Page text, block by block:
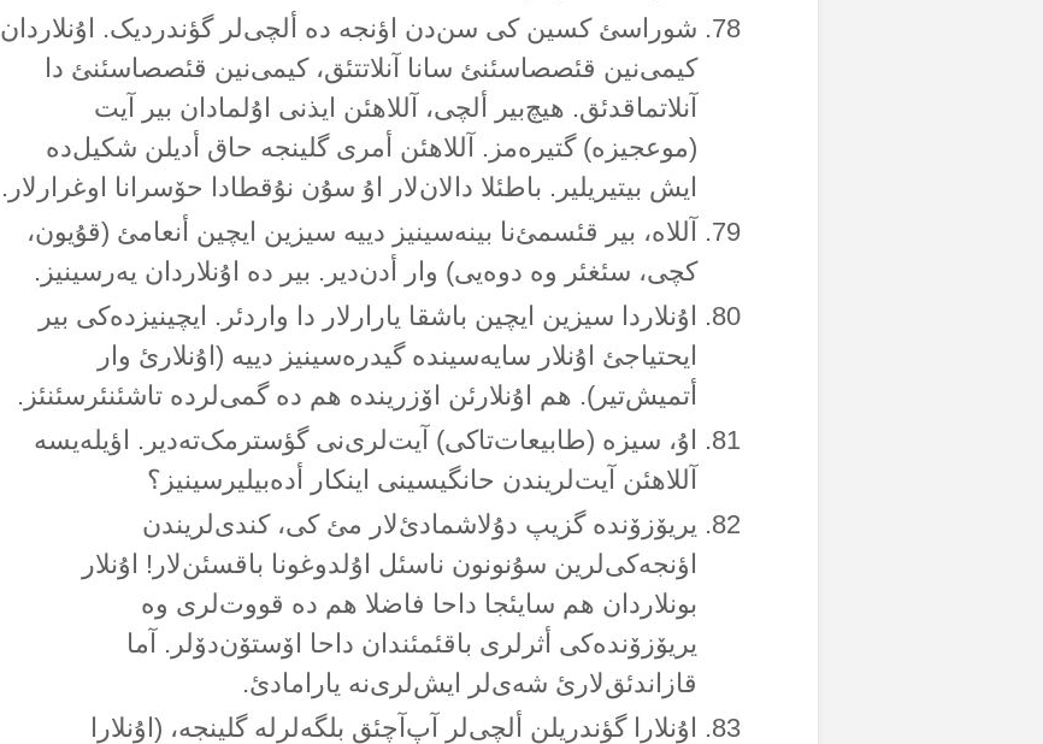
شوراسئ کسین کی سن‌دن اؤنجە دە ألچی‌لر گؤندردیک. اۇنلاردان
کیمی‌نین قئصصاسئنئ سانا آنلاتتئق، کیمی‌نین قئصصاسئنئ دا
آنلاتماقدئق. هیچ‌بیر ألچی، آللاهئن ایذنی اۇلمادان بیر آیت
(موعجیزە) گتیرەمز. آللاهئن أمری گلینجە حاق أدیلن شکیل‌دە
ایش بیتیریلیر. باطئلا دالان‌لار اۇ سۇن نۇقطادا حۆسرانا اوغرارلار.
آللاە، بیر قئسمئ‌نا بینەسینیز دییە سیزین ایچین أنعامئ (قۇیون،
کچی، سئغئر وە دوەیی) وار أدن‌دیر. بیر دە اۇنلاردان یەرسینیز.
اۇنلاردا سیزین ایچین باشقا یارارلار دا واردئر. ایچینیزدەکی بیر
ایحتیاجئ اۇنلار سایەسیندە گیدرەسینیز دییە (اۇنلارئ وار
أتمیش‌تیر). هم اۇنلارئن اۆزریندە هم دە گمی‌لردە تاشئنئرسئنئز.
اۇ، سیزە (طابیعات‌تاکی) آیت‌لری‌نی گؤسترمک‌تەدیر. اؤیلەیسە
آللاهئن آیت‌لریندن حانگیسینی اینکار أدەبیلیرسینیز؟
یریۆزۆندە گزیپ دۇلاشمادئ‌لار مئ کی، کندی‌لریندن
اؤنجەکی‌لرین سۇنونون ناسئل اۇلدوغونا باقسئن‌لار! اۇنلار
بونلاردان هم سایئجا داحا فاضلا هم دە قووت‌لری وە
یریۆزۆندەکی أثرلری باقئمئندان داحا اۆستۆن‌دۆلر. آما
قازاندئق‌لارئ شەی‌لر ایش‌لری‌نە یارامادئ.
اۇنلارا گؤندریلن ألچی‌لر آپ‌آچئق بلگەلرلە گلینجە، (اۇنلارا